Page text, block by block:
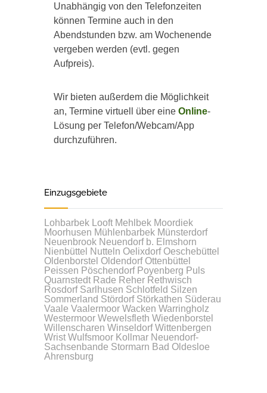
Unabhängig von den Telefonzeiten
können Termine auch in den
Abendstunden bzw. am Wochenende
vergeben werden (evtl. gegen
Aufpreis).
Wir bieten außerdem die Möglichkeit
an, Termine virtuell über eine Online-
Lösung per Telefon/Webcam/App
durchzuführen.
Einzugsgebiete
Lohbarbek Looft Mehlbek Moordiek
Moorhusen Mühlenbarbek Münsterdorf
Neuenbrook Neuendorf b. Elmshorn
Nienbüttel
Nutteln Oelixdorf Oeschebüttel
Oldenborstel Oldendorf Ottenbüttel
Peissen Pöschendorf Poyenberg Puls
Quarnstedt Rade Reher Rethwisch
Rosdorf Sarlhusen Schlotfeld Silzen
Sommerland Stördorf Störkathen Süderau
Vaale Vaalermoor Wacken Warringholz
Westermoor Wewelsfleth Wiedenborstel
Willenscharen Winseldorf Wittenbergen
Wrist Wulfsmoor Kollmar Neuendorf-
Sachsenbande Stormarn Bad Oldesloe
Ahrensburg